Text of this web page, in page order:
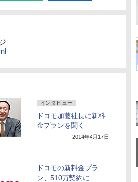
インタビュー
ドコモ加藤社長に新料
金プランを聞く
2014年4月17日
ドコモの新料金プラ
ン、510万契約に